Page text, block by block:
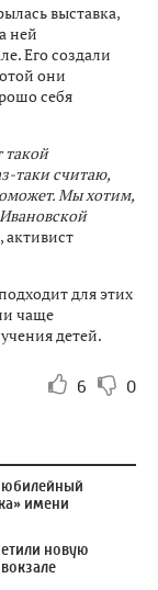
выставка,
ней
Его создали
они
себя
такой
таки считаю,
Мы хотим,
для этих
чаще
детей.
6 0
юбилейный
имени
новую